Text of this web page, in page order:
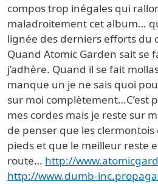
compos trop inégales qui
maladroitement cet album…
lignée des derniers efforts du
Quand Atomic Garden sait se
j’adhère. Quand il se fait
manque un je ne sais quoi
sur moi complètement…C’est
mes cordes mais je reste sur
de penser que les clermontois
pieds et que le meilleur reste
route… http://
http://www.dumb-